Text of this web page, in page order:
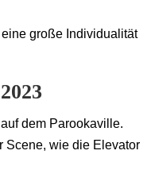
große Individualität
dem Parookaville.
Scene, wie die Elevator